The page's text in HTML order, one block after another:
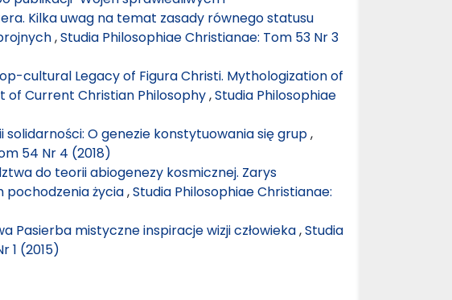
Kilka uwag na temat zasady równego statusu
,Studia Philosophiae Christianae: Tom 53 Nr 3
cultural Legacy of Figura Christi. Mythologization of
Current Christian Philosophy,Studia Philosophiae
solidarności: O genezie konstytuowania się grup,
54 Nr 4 (2018)
do teorii abiogenezy kosmicznej. Zarys
życia,Studia Philosophiae Christianae:
Pasierba mistyczne inspiracje wizji człowieka,Studia
1 (2015)